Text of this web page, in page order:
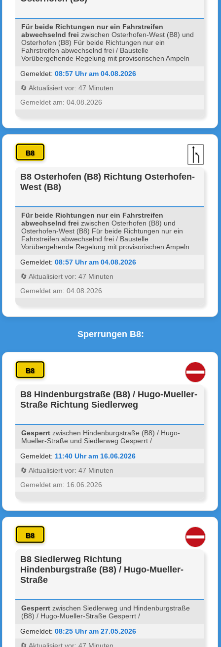
Für beide Richtungen nur ein Fahrstreifen
abwechselnd frei zwischen Osterhofen-West (B8) und
Osterhofen (B8) Für beide Richtungen nur ein
Fahrstreifen abwechselnd frei / Baustelle
Vorübergehende Regelung mit provisorischen Ampeln
Gemeldet:08:57 Uhr am 04.08.2026
🔄 Aktualisiert vor: 47 Minuten
Gemeldet am: 04.08.2026
B8
B8 Osterhofen (B8) Richtung Osterhofen-
West (B8)
Für beide Richtungen nur ein Fahrstreifen
abwechselnd frei zwischen Osterhofen (B8) und
Osterhofen-West (B8) Für beide Richtungen nur ein
Fahrstreifen abwechselnd frei / Baustelle
Vorübergehende Regelung mit provisorischen Ampeln
Gemeldet:08:57 Uhr am 04.08.2026
🔄 Aktualisiert vor: 47 Minuten
Gemeldet am: 04.08.2026
Sperrungen B8:
B8
B8 Hindenburgstraße (B8) / Hugo-Mueller-
Straße Richtung Siedlerweg
Gesperrt zwischen Hindenburgstraße (B8) / Hugo-
Mueller-Straße und Siedlerweg Gesperrt /
Gemeldet: 11:40 Uhr am 16.06.2026
🔄 Aktualisiert vor: 47 Minuten
Gemeldet am: 16.06.2026
B8
B8 Siedlerweg Richtung
Hindenburgstraße (B8) / Hugo-Mueller-
Straße
Gesperrt zwischen Siedlerweg und Hindenburgstraße
(B8) / Hugo-Mueller-Straße Gesperrt /
Gemeldet:08:25 Uhr am 27.05.2026
🔄 Aktualisiert vor: 47 Minuten